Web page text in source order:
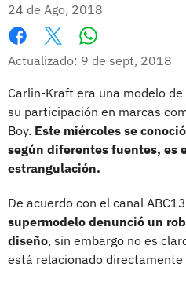
24 de Ago, 2018
Facebook
X
Actualizado: 9 de sept, 2018
Carlin-Kraft era una modelo
su participación en marcas
Boy. Este miércoles se
según diferentes fuentes, es
estrangulación.
De acuerdo con el canal
supermodelo denunció un
diseño, sin embargo no es
está relacionado directamente